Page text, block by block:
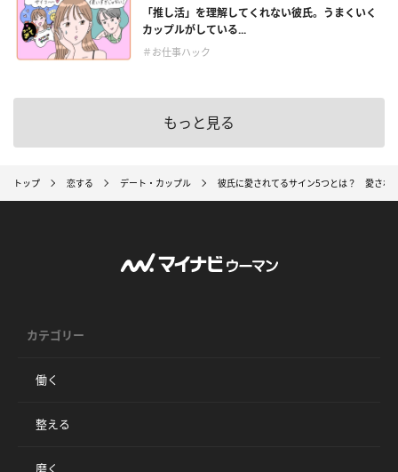
「推し活」を理解してくれない彼氏。うまくいく
カップルがしている...
＃お仕事ハック
もっと見る
トップ 恋する デート・カップル 彼氏に愛されてるサイン5つとは？ 愛され
カテゴリー
働く
整える
磨く